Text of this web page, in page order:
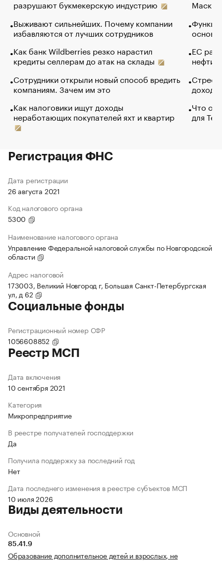
разрушают букмекерскую индустрию
Выживают сильнейших. Почему компании
избавляются от лучших сотрудников
Как банк Wildberries резко нарастил
кредиты селлерам до атак на склады
Сотрудники открыли новый способ вредить
компаниям. Зачем им это
Как налоговики ищут доходы
неработающих покупателей яхт и квартир
Маск в
основ
ЕС
нефти
Что
для
Регистрация ФНС
Дата регистрации
26 августа 2021
Код налогового органа
5300
Наименование налогового органа
Управление Федеральной налоговой службы по Новгородской
области
Адрес налоговой
173003, Великий Новгород г, Большая Санкт-Петербургская
ул, д 62
Социальные фонды
Регистрационный номер СФР
1056608852
Реестр МСП
Дата включения
10 сентября 2021
Категория
Микропредприятие
В реестре получателей господдержки
Да
Получила поддержку за последний год
Нет
Дата последнего изменения в реестре субъектов МСП
10 июля 2026
Виды деятельности
Основной
85.41.9
Образование дополнительное детей и взрослых, не